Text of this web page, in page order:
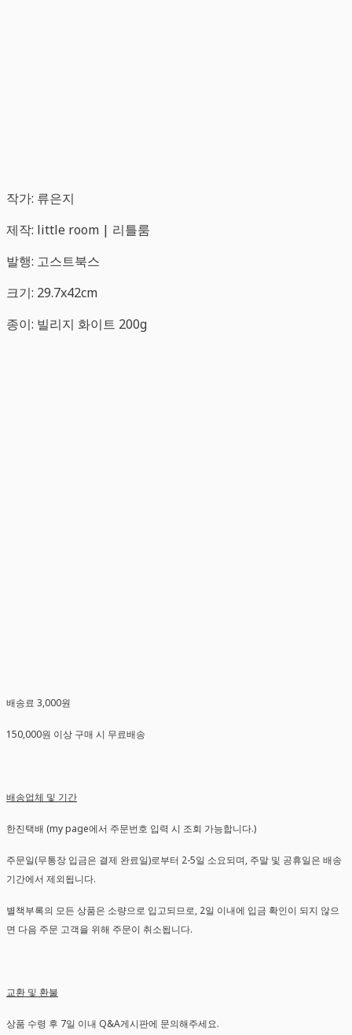
작가: 류은지
제작: little room | 리틀룸
발행: 고스트북스
크기: 29.7x42cm
종이: 빌리지 화이트 200g
배송료 3,000원
150,000원 이상 구매 시 무료배송
배송업체 및 기간
한진택배 (my page에서 주문번호 입력 시 조회 가능합니다.)
주문일(무통장 입금은 결제 완료일)로부터 2-5일 소요되며, 주말 및 공휴일은 배송
기간에서 제외됩니다.
별책부록의 모든 상품은 소량으로 입고되므로, 2일 이내에 입금 확인이 되지 않으
면 다음 주문 고객을 위해 주문이 취소됩니다.
교환 및 환불
상품 수령 후 7일 이내 Q&A게시판에 문의해주세요.